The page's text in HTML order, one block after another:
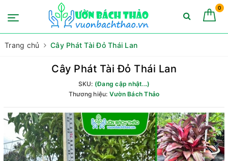
0
Trang chủ Cây Phát Tài Đỏ Thái Lan
Cây Phát Tài Đỏ Thái Lan
SKU: (Đang cập nhật...)
Thương hiệu: Vườn Bách Thảo